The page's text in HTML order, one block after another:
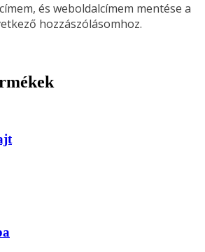
és weboldalcímem mentése a
hozzászólásomhoz.